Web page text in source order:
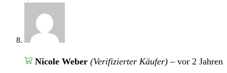
Nicole Weber (Verifizierter Käufer) – vor 2 Jahren